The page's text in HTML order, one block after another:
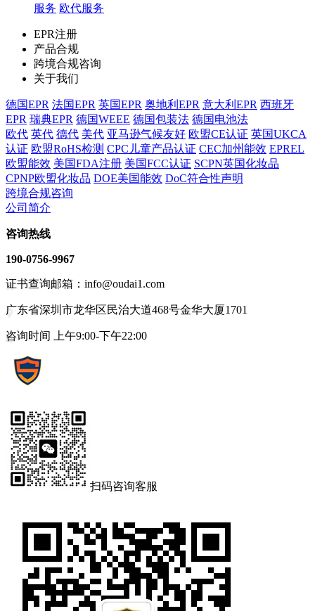
服务 欧代服务
EPR注册
产品合规
跨境合规咨询
关于我们
德国EPR 法国EPR 英国EPR 奥地利EPR 意大利EPR 西班牙
EPR 瑞典EPR 德国WEEE 德国包装法 德国电池法
欧代 英代 德代 美代 亚马逊气候友好 欧盟CE认证 英国UKCA
认证 欧盟RoHS检测 CPC儿童产品认证 CEC加州能效 EPREL
欧盟能效 美国FDA注册 美国FCC认证 SCPN英国化妆品
CPNP欧盟化妆品 DOE美国能效 DoC符合性声明
跨境合规咨询
公司简介
咨询热线
190-0756-9967
证书查询邮箱：info@oudai1.com
广东省深圳市龙华区民治大道468号金华大厦1701
咨询时间 上午9:00-下午22:00
扫码咨询客服